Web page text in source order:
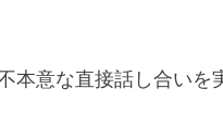
本意な直接話し合いを